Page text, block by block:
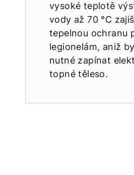
vysoké teplotě
vody až 70 °C
tepelnou ochranu
legionelám, aniž
nutné zapínat
topné těleso.